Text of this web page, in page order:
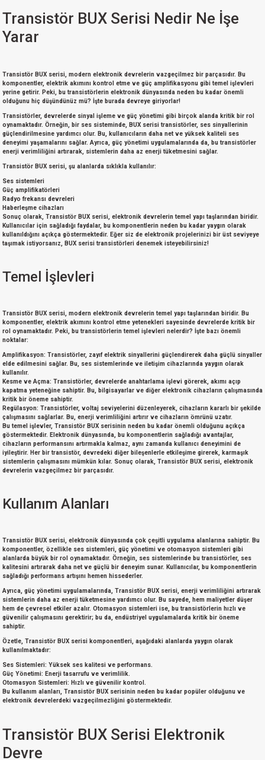
Transistör BUX Serisi Nedir Ne İşe
Yarar
Transistör BUX serisi, modern elektronik devrelerin vazgeçilmez bir parçasıdır. Bu
komponentler, elektrik akımını kontrol etme ve güç amplifikasyonu gibi temel işlevleri
yerine getirir. Peki, bu transistörlerin elektronik dünyasında neden bu kadar önemli
olduğunu hiç düşündünüz mü? İşte burada devreye giriyorlar!
Transistörler, devrelerde sinyal işleme ve güç yönetimi gibi birçok alanda kritik bir rol
oynamaktadır. Örneğin, bir ses sisteminde, BUX serisi transistörler, ses sinyallerinin
güçlendirilmesine yardımcı olur. Bu, kullanıcıların daha net ve yüksek kaliteli ses
deneyimi yaşamalarını sağlar. Ayrıca, güç yönetimi uygulamalarında da, bu transistörler
enerji verimliliğini artırarak, sistemlerin daha az enerji tüketmesini sağlar.
Transistör BUX serisi, şu alanlarda sıklıkla kullanılır:
Ses sistemleri
Güç amplifikatörleri
Radyo frekansı devreleri
Haberleşme cihazları
Sonuç olarak, Transistör BUX serisi, elektronik devrelerin temel yapı taşlarından biridir.
Kullanıcılar için sağladığı faydalar, bu komponentlerin neden bu kadar yaygın olarak
kullanıldığını açıkça göstermektedir. Eğer siz de elektronik projelerinizi bir üst seviyeye
taşımak istiyorsanız, BUX serisi transistörleri denemek isteyebilirsiniz!
Temel İşlevleri
Transistör BUX serisi, modern elektronik devrelerin temel yapı taşlarından biridir. Bu
komponentler, elektrik akımını kontrol etme yetenekleri sayesinde devrelerde kritik bir
rol oynamaktadır. Peki, bu transistörlerin temel işlevleri nelerdir? İşte bazı önemli
noktalar:
Amplifikasyon: Transistörler, zayıf elektrik sinyallerini güçlendirerek daha güçlü sinyaller
elde edilmesini sağlar. Bu, ses sistemlerinde ve iletişim cihazlarında yaygın olarak
kullanılır.
Kesme ve Açma: Transistörler, devrelerde anahtarlama işlevi görerek, akımı açıp
kapatma yeteneğine sahiptir. Bu, bilgisayarlar ve diğer elektronik cihazların çalışmasında
kritik bir öneme sahiptir.
Regülasyon: Transistörler, voltaj seviyelerini düzenleyerek, cihazların kararlı bir şekilde
çalışmasını sağlarlar. Bu, enerji verimliliğini artırır ve cihazların ömrünü uzatır.
Bu temel işlevler, Transistör BUX serisinin neden bu kadar önemli olduğunu açıkça
göstermektedir. Elektronik dünyasında, bu komponentlerin sağladığı avantajlar,
cihazların performansını artırmakla kalmaz, aynı zamanda kullanıcı deneyimini de
iyileştirir. Her bir transistör, devredeki diğer bileşenlerle etkileşime girerek, karmaşık
sistemlerin çalışmasını mümkün kılar. Sonuç olarak, Transistör BUX serisi, elektronik
devrelerin vazgeçilmez bir parçasıdır.
Kullanım Alanları
Transistör BUX serisi, elektronik dünyasında çok çeşitli uygulama alanlarına sahiptir. Bu
komponentler, özellikle ses sistemleri, güç yönetimi ve otomasyon sistemleri gibi
alanlarda büyük bir rol oynamaktadır. Örneğin, ses sistemlerinde bu transistörler, ses
kalitesini artırarak daha net ve güçlü bir deneyim sunar. Kullanıcılar, bu komponentlerin
sağladığı performans artışını hemen hissederler.
Ayrıca, güç yönetimi uygulamalarında, Transistör BUX serisi, enerji verimliliğini artırarak
sistemlerin daha az enerji tüketmesine yardımcı olur. Bu sayede, hem maliyetler düşer
hem de çevresel etkiler azalır. Otomasyon sistemleri ise, bu transistörlerin hızlı ve
güvenilir çalışmasını gerektirir; bu da, endüstriyel uygulamalarda kritik bir öneme
sahiptir.
Özetle, Transistör BUX serisi komponentleri, aşağıdaki alanlarda yaygın olarak
kullanılmaktadır:
Ses Sistemleri: Yüksek ses kalitesi ve performans.
Güç Yönetimi: Enerji tasarrufu ve verimlilik.
Otomasyon Sistemleri: Hızlı ve güvenilir kontrol.
Bu kullanım alanları, Transistör BUX serisinin neden bu kadar popüler olduğunu ve
elektronik devrelerdeki vazgeçilmezliğini göstermektedir.
Transistör BUX Serisi Elektronik
Devre